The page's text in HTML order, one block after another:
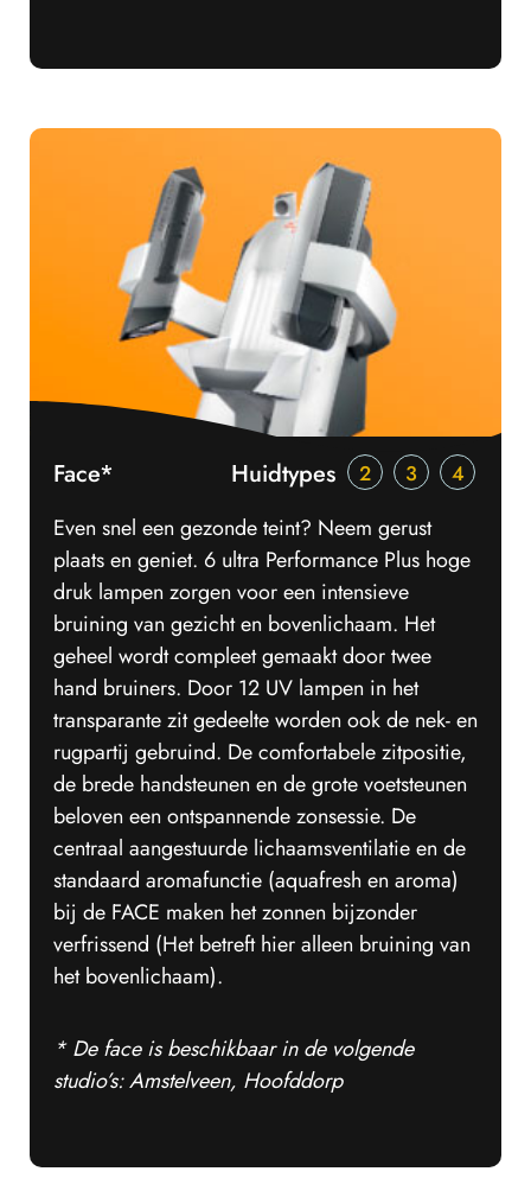
Face* Huidtypes 2 3 4
Even snel een gezonde teint? Neem gerust
plaats en geniet. 6 ultra Performance Plus hoge
druk lampen zorgen voor een intensieve
bruining van gezicht en bovenlichaam. Het
geheel wordt compleet gemaakt door twee
hand bruiners. Door 12 UV lampen in het
transparante zit gedeelte worden ook de nek- en
rugpartij gebruind. De comfortabele zitpositie,
de brede handsteunen en de grote voetsteunen
beloven een ontspannende zonsessie. De
centraal aangestuurde lichaamsventilatie en de
standaard aromafunctie (aquafresh en aroma)
bij de FACE maken het zonnen bijzonder
verfrissend (Het betreft hier alleen bruining van
het bovenlichaam).
* De face is beschikbaar in de volgende
studio’s: Amstelveen, Hoofddorp